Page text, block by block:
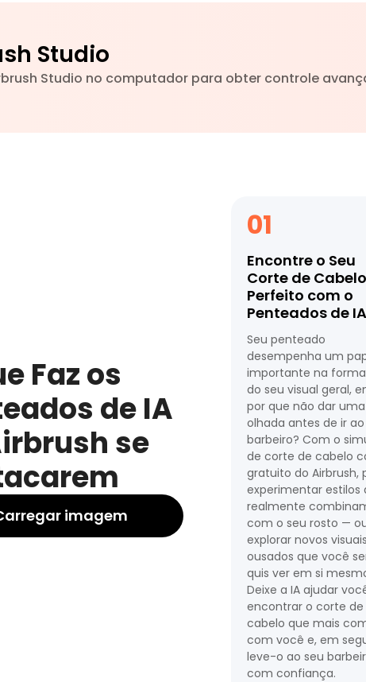
Studio
Studio no computador para obter controle
Faz os
de IA
se
imagem
01
Encontre o Seu
Corte de Cabelo
Perfeito com o
Penteados de IA
Seu penteado
desempenha um
importante na
do seu visual geral,
por que não dar uma
olhada antes de ir ao
barbeiro? Com ​​o
de corte de cabelo
gratuito do Airbrush,
experimentar estilos
realmente
com o seu rosto —
explorar novos visuais
ousados ​​que você
quis ver em si
Deixe a IA ajudar
encontrar o corte de
cabelo que mais
com você e, em
leve-o ao seu
com confiança.